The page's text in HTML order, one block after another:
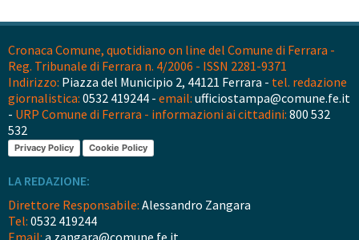
Cronaca Comune, quotidiano on line del Comune di Ferrara -
Reg. Tribunale di Ferrara n. 4/2006 - ISSN 2281-9371
Indirizzo: Piazza del Municipio 2, 44121 Ferrara - tel. redazione
giornalistica: 0532 419244 - email: ufficiostampa@comune.fe.it
- URP Comune di Ferrara - informazioni ai cittadini: 800 532
532
Privacy Policy Cookie Policy
LA REDAZIONE:
Direttore Responsabile: Alessandro Zangara
Tel: 0532 419244
Email: a.zangara@comune.fe.it